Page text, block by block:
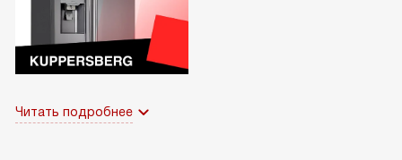
Читать подробнее